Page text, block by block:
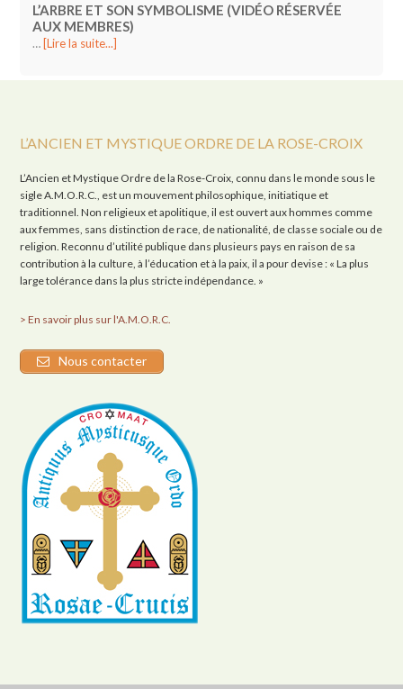
L’ARBRE ET SON SYMBOLISME (VIDÉO RÉSERVÉE
AUX MEMBRES)
… [Lire la suite...]
L’ANCIEN ET MYSTIQUE ORDRE DE LA ROSE-CROIX
L’Ancien et Mystique Ordre de la Rose-Croix, connu dans le monde sous le
sigle A.M.O.R.C., est un mouvement philosophique, initiatique et
traditionnel. Non religieux et apolitique, il est ouvert aux hommes comme
aux femmes, sans distinction de race, de nationalité, de classe sociale ou de
religion. Reconnu d’utilité publique dans plusieurs pays en raison de sa
contribution à la culture, à l’éducation et à la paix, il a pour devise : « La plus
large tolérance dans la plus stricte indépendance. »
> En savoir plus sur l'A.M.O.R.C.
Nous contacter